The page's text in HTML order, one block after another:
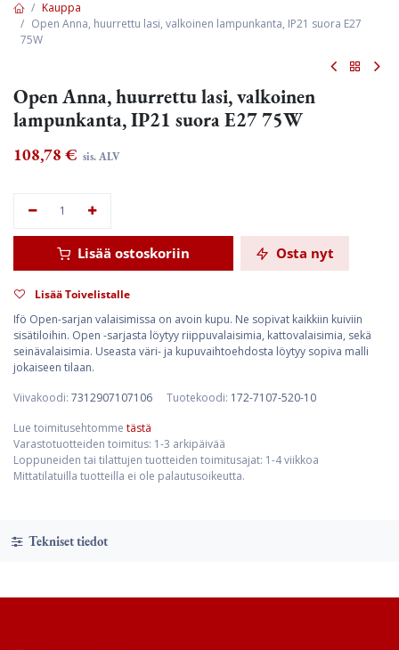
Kauppa
Open Anna, huurrettu lasi, valkoinen lampunkanta, IP21 suora E27
75W
Open Anna, huurrettu lasi, valkoinen
lampunkanta, IP21 suora E27 75W
108,78 € sis. ALV
Lisää ostoskoriin Osta nyt
Lisää Toivelistalle
Ifö Open-sarjan valaisimissa on avoin kupu. Ne sopivat kaikkiin kuiviin
sisätiloihin. Open -sarjasta löytyy riippuvalaisimia, kattovalaisimia, sekä
seinävalaisimia. Useasta väri- ja kupuvaihtoehdosta löytyy sopiva malli
jokaiseen tilaan.
Viivakoodi: 7312907107106 Tuotekoodi: 172-7107-520-10
Lue toimitusehtomme tästä
Varastotuotteiden toimitus: 1-3 arkipäivää
Loppuneiden tai tilattujen tuotteiden toimitusajat: 1-4 viikkoa
Mittatilatuilla tuotteilla ei ole palautusoikeutta.
Tekniset tiedot